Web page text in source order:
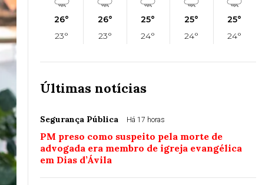
26°
23°
26°
23°
25°
24°
25°
24°
25°
24°
Últimas notícias
Segurança Pública Há 17 horas
PM preso como suspeito pela morte de
advogada era membro de igreja evangélica
em Dias d’Ávila